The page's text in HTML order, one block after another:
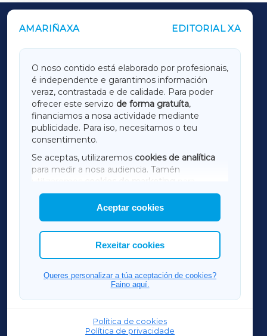
AMARIÑAXA EDITORIAL XA
O noso contido está elaborado por profesionais,
é independente e garantimos información
veraz, contrastada e de calidade. Para poder
ofrecer este servizo de forma gratuíta,
financiamos a nosa actividade mediante
publicidade. Para iso, necesitamos o teu
consentimento.
Se aceptas, utilizaremos cookies de analítica
para medir a nosa audiencia. Tamén
utilizaremos
cookies de marketing
mostrar publicidade de terceiros.
Así mesmo, podes personalizar a elección das
cookies que desexas permitir.
Aceptar cookies
Rexeitar cookies
Queres personalizar a túa aceptación de cookies?
Faino aquí.
Política de cookies
Política de privacidade
OUTROS PERIÓDICOS
LUGOXA
TERRACHAXA
AMARIÑAXA
RIBEIRASACRAXA
ACORUÑAXA
FERROLXA
OURENSEXA